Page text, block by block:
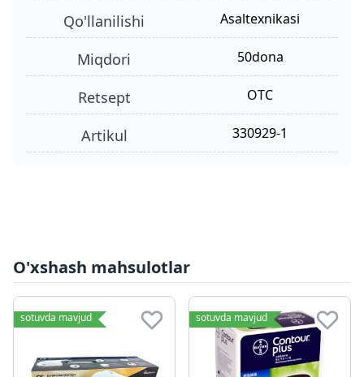
qo'llanilishi Asaltexnikasi
miqdori 50dona
retsept OTC
Artikul 330929-1
O'xshash mahsulotlar
sotuvda mavjud sotuvda mavjud